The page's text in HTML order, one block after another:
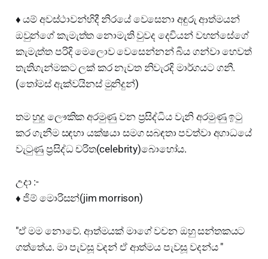
♦️ යම් අවස්ථාවන්හිදී නිරයේ වෙසෙනා අඳුරු ආත්මයන්
ඔවුන්ගේ කැමැත්ත නොමැති වුවද දෙවියන් වහන්සේගේ
කැමැත්ත පරිදි මෙලොව වෙසෙන්නන් බිය ගන්වා හෙවත්
තැතිගැන්මකට ලක්‌ කර නැවත නිවැරදි මාර්ගයට ගනී.
(තෝමස් ඇක්වයිනස් මුනිදුන්)
තම හුදු ලෞකික අරමුණු වන ප්‍රසිද්ධිය වැනි අරමුණු ඉටු
කර ගැනීම සඳහා යක්ෂයා සමග සබඳතා පවත්වා අගාධයේ
වැටුණු ප්‍රසිද්ධ චරිත(celebrity)බොහෝය.
උදා :-
♦️ ජිම් මොරිසන්(jim morrison)
"ඒ මම නොවේ. ආත්මයක් මාගේ වචන ඔහු සන්තකයට
ගත්තේය. මා පැවසූ වදන් ඒ ආත්මය පැවසූ වදන්ය "